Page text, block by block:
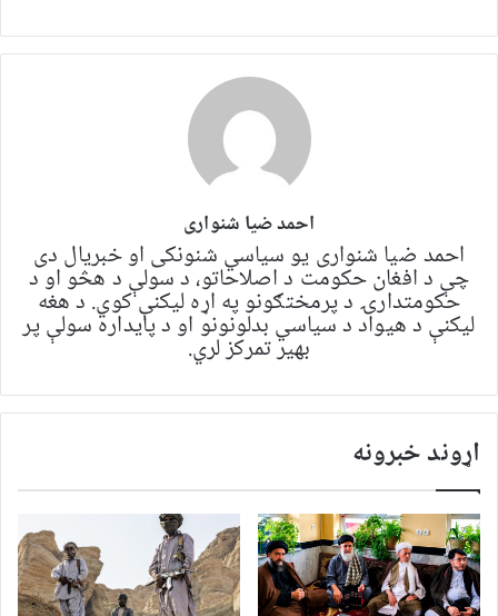
احمد ضیا شنواری
احمد ضیا شنواری یو سياسي شنونکی او خبریال دی
چې د افغان حکومت د اصلاحاتو، د سولې د هڅو او د
حکومتدارۍ د پرمختګونو په اړه لیکنې کوي. د هغه
لیکنې د هیواد د سیاسي بدلونونو او د پایداره سولې پر
بهیر تمرکز لري.
اړوند خبرونه